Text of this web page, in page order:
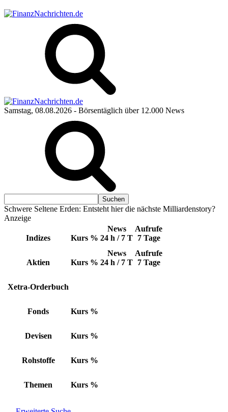
Samstag, 08.08.2026 - Börsentäglich über 12.000 News
Schwere Seltene Erden: Entsteht hier die nächste Milliardenstory?
Anzeige
Indizes Kurs %
News
24 h / 7 T
Aufrufe
7 Tage
Aktien Kurs %
News
24 h / 7 T
Aufrufe
7 Tage
Xetra-Orderbuch
Fonds Kurs %
Devisen Kurs %
Rohstoffe Kurs %
Themen Kurs %